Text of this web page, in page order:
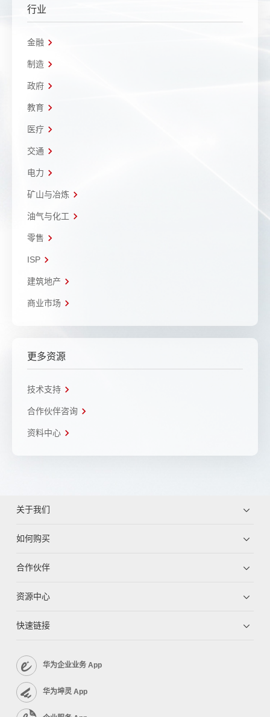
行业
金融
制造
政府
教育
医疗
交通
电力
矿山与冶炼
油气与化工
零售
ISP
建筑地产
商业市场
更多资源
技术支持
合作伙伴咨询
资料中心
关于我们
如何购买
合作伙伴
资源中心
快速链接
华为企业业务 App
华为坤灵 App